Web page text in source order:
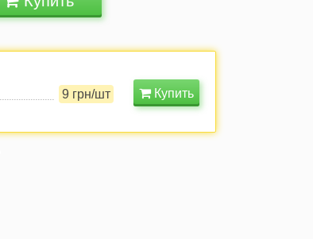
9 грн/шт Купить